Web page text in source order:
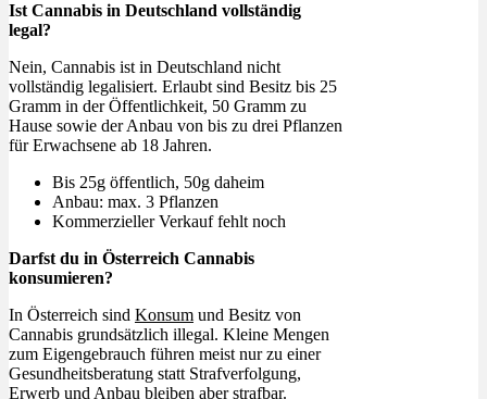
Ist Cannabis in Deutschland vollständig
legal?
Nein, Cannabis ist in Deutschland nicht
vollständig legalisiert. Erlaubt sind Besitz bis 25
Gramm in der Öffentlichkeit, 50 Gramm zu
Hause sowie der Anbau von bis zu drei Pflanzen
für Erwachsene ab 18 Jahren.
Bis 25g öffentlich, 50g daheim
Anbau: max. 3 Pflanzen
Kommerzieller Verkauf fehlt noch
Darfst du in Österreich Cannabis
konsumieren?
In Österreich sind Konsum und Besitz von
Cannabis grundsätzlich illegal. Kleine Mengen
zum Eigengebrauch führen meist nur zu einer
Gesundheitsberatung statt Strafverfolgung,
Erwerb und Anbau bleiben aber strafbar.